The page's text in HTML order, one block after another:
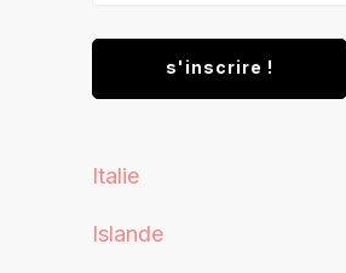
Italie
Islande